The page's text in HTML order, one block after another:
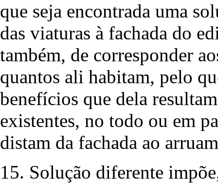
que seja encontrada uma
das viaturas à fachada do
também, de corresponder
quantos ali habitam, pelo
benefícios que dela
existentes, no todo ou em
distam da fachada ao
15. Solução diferente